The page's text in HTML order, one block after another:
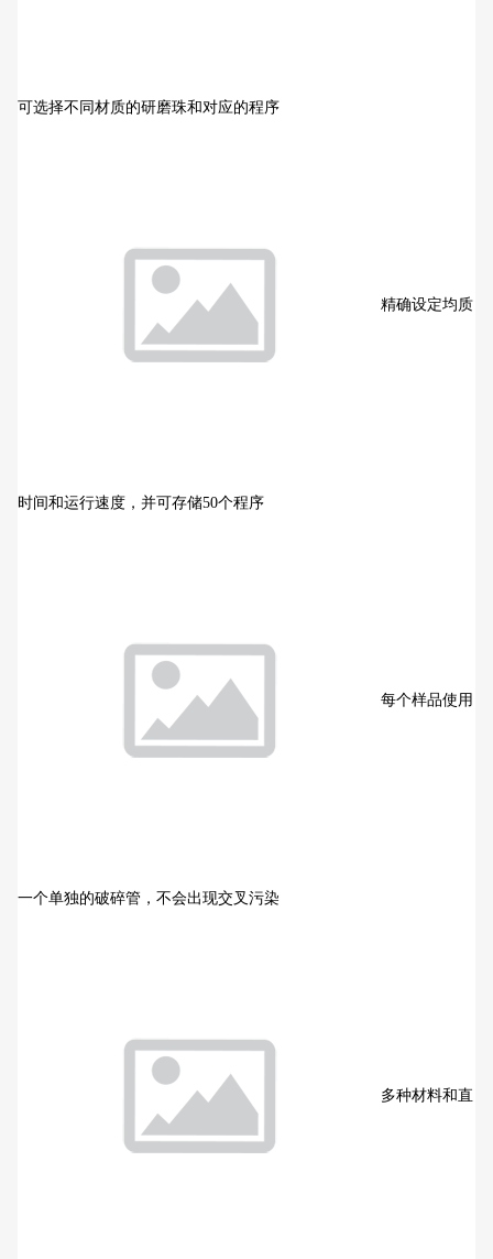
可选择不同材质的研磨珠和对应的程序
精确设定均质
时间和运行速度，并可存储50个程序
每个样品使用
一个单独的破碎管，不会出现交叉污染
多种材料和直